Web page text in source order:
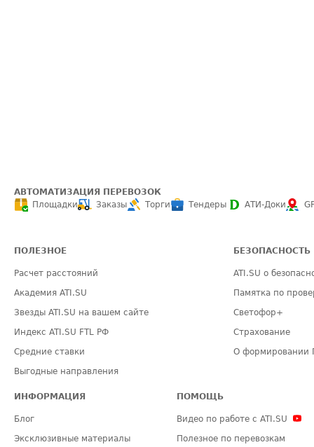
АВТОМАТИЗАЦИЯ ПЕРЕВОЗОК
Площадки
Заказы Торги Тендеры АТИ-Доки
ПОЛЕЗНОЕ
Расчет расстояний
Академия ATI.SU
Звезды ATI.SU на вашем сайте
Индекс ATI.SU FTL РФ
Средние ставки
Выгодные направления
БЕЗОПАСНОСТЬ
ATI.SU о
Памятка по
Светофор+
Страхование
О формировании
ИНФОРМАЦИЯ
Блог
Эксклюзивные материалы
ПОМОЩЬ
Видео по работе с ATI.SU
Полезное по перевозкам